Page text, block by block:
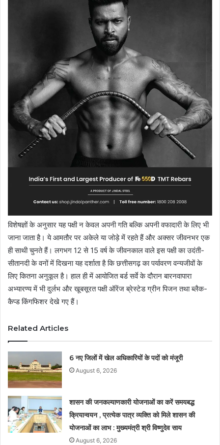
विशेषज्ञों के अनुसार यह पक्षी न केवल अपनी गति बल्कि अपनी वफादारी के लिए भी
जाना जाता है। ये आमतौर पर अकेले या जोड़े में रहते हैं और अक्सर जीवनभर एक
ही साथी चुनते हैं। लगभग 12 से 15 वर्ष के जीवनकाल वाले इस पक्षी का उदंती-
सीतानदी के वनों में दिखना यह दर्शाता है कि छत्तीसगढ़ का पर्यावरण वन्यजीवों के
लिए कितना अनुकूल है। हाल ही में आयोजित बर्ड सर्वे के दौरान बारनवापारा
अभ्यारण्य में भी दुर्लभ और खूबसूरत पक्षी ऑरेंज ब्रेस्टेड ग्रीन पिजन तथा ब्लैक-
कैप्ड किंगफिशर देखे गए हैं।
Related Articles
6 नए जिलों में खेल अधिकारियों के पदों को मंजूरी
August 6, 2026
शासन की जनकल्याणकारी योजनाओं का करें समयबद्ध
क्रियान्वयन , प्रत्येक पात्र व्यक्ति को मिले शासन की
योजनाओं का लाभ : मुख्यमंत्री श्री विष्णुदेव साय
August 6, 2026